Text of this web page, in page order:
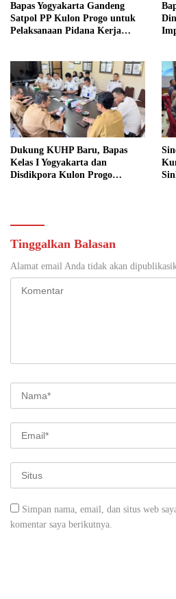
Bapas Yogyakarta Gandeng
Satpol PP Kulon Progo untuk
Pelaksanaan Pidana Kerja
Dukung KUHP Baru, Bapas
Kelas I Yogyakarta dan
Disdikpora Kulon Progo
Tinggalkan Balasan
Alamat email Anda tidak akan
Simpan nama, email, dan situs web
komentar saya berikutnya.